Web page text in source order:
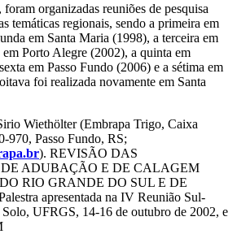
organizadas reuniões de pesquisa
temáticas regionais, sendo a primeira em
em Santa Maria (1998), a terceira em
Porto Alegre (2002), a quinta em
em Passo Fundo (2006) e a sétima em
foi realizada novamente em Santa
Wiethölter (Embrapa Trigo, Caixa
970, Passo Fundo, RS;
). REVISÃO DAS
ADUBAÇÃO E DE CALAGEM
RIO GRANDE DO SUL E DE
apresentada na IV Reunião Sul-
UFRGS, 14-16 de outubro de 2002, e